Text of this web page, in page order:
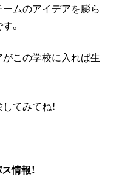
ムのアイデアを膨ら
。
この学校に入れば生
てみてね！
情報！